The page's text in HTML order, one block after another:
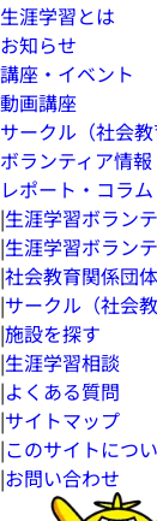
生涯学習とは
お知らせ
講座・イベント
動画講座
サークル（社会教
ボランティア情報
レポート・コラム
|生涯学習ボラン
|生涯学習ボラン
|社会教育関係団
|サークル（社会
|施設を探す
|生涯学習相談
|よくある質問
|サイトマップ
|このサイトにつ
|お問い合わせ